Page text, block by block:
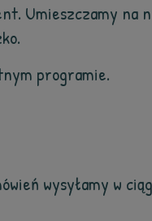
Umieszczamy na
programie.
wysyłamy w